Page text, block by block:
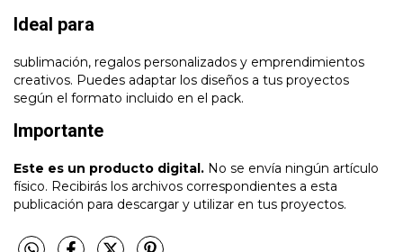
Ideal para
sublimación, regalos personalizados y emprendimientos
creativos. Puedes adaptar los diseños a tus proyectos
según el formato incluido en el pack.
Importante
Este es un producto digital. No se envía ningún artículo
físico. Recibirás los archivos correspondientes a esta
publicación para descargar y utilizar en tus proyectos.